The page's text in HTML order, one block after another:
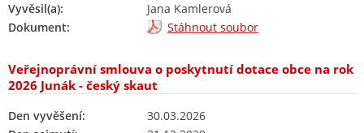
Vyvěsil(a):
Jana Kamlerová
Dokument:
Stáhnout soubor
Veřejnoprávní smlouva o poskytnutí dotace obce na rok
2026 Junák - český skaut
Den vyvěšení:
30.03.2026